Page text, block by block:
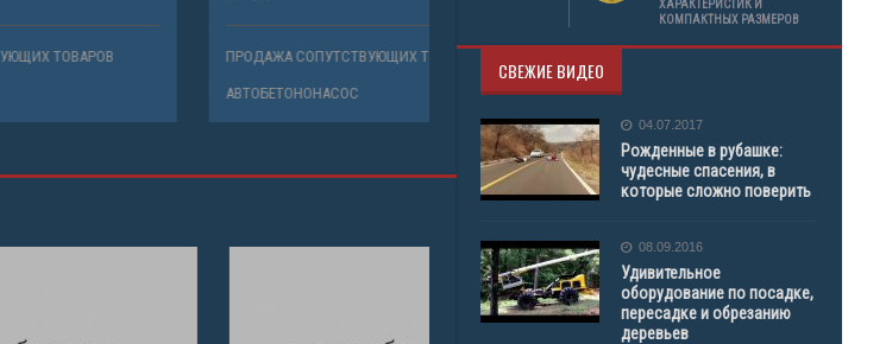
ПРОДАЖА СОПУТСТВУЮЩИХ ТОВАРОВ
АВТОБЕТОНОНАСОС АВТОБЕТОНОНАСОС
ХАРАКТЕРИСТИК И
КОМПАКТНЫХ РАЗМЕРОВ
СВЕЖИЕ ВИДЕО
04.07.2017
Рожденные в рубашке:
чудесные спасения, в
которые сложно поверить
08.09.2016
Удивительное
оборудование по посадке,
пересадке и обрезанию
деревьев